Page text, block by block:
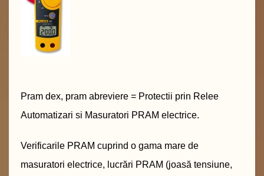
Pram dex, pram abreviere = Protectii prin Relee
Automatizari si Masuratori PRAM electrice.
Verificarile PRAM cuprind o gama mare de
masuratori electrice, lucrări PRAM (joasă tensiune,